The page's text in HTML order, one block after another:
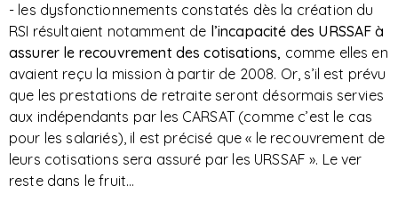
- les dysfonctionnements constatés dès la création du
RSI résultaient notamment de l’incapacité des URSSAF à
assurer le recouvrement des cotisations, comme elles en
avaient reçu la mission à partir de 2008. Or, s’il est prévu
que les prestations de retraite seront désormais servies
aux indépendants par les CARSAT (comme c’est le cas
pour les salariés), il est précisé que « le recouvrement de
leurs cotisations sera assuré par les URSSAF ». Le ver
reste dans le fruit…